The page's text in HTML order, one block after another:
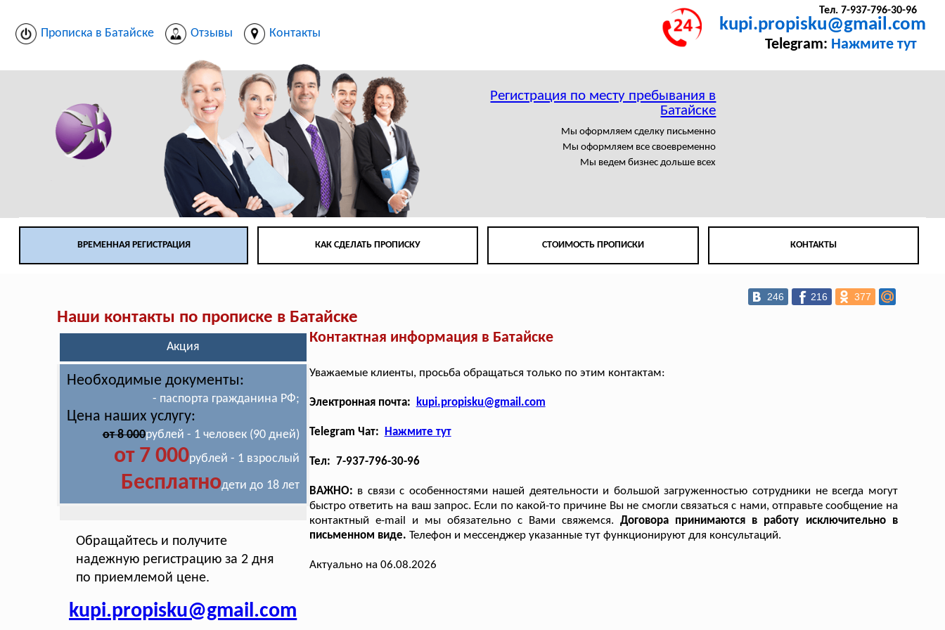
Прописка в Батайске Отзывы Контакты
Тел. 7-937-796-30-96
kupi.propisku@gmail.com
Telegram: Нажмите тут
Регистрация по месту пребывания в
Батайске
Мы оформляем сделку письменно
Мы оформляем все своевременно
Мы ведем бизнес дольше всех
ВРЕМЕННАЯ РЕГИСТРАЦИЯ КАК СДЕЛАТЬ ПРОПИСКУ СТОИМОСТЬ ПРОПИСКИ КОНТАКТЫ
246 216 377
Наши контакты по прописке в Батайске
Акция
Необходимые документы:
- паспорта гражданина РФ;
Цена наших услугу:
от 8 000рублей - 1 человек (90 дней)
от 7 000рублей - 1 взрослый
Бесплатнодети до 18 лет
Обращайтесь и получите
надежную регистрацию за 2 дня
по приемлемой цене.
kupi.propisku@gmail.com
Контактная информация в Батайске
Уважаемые клиенты, просьба обращаться только по этим контактам:
Электронная почта: kupi.propisku@gmail.com
Telegram Чат: Нажмите тут
Тел: 7-937-796-30-96
ВАЖНО: в связи с особенностями нашей деятельности и большой загруженностью сотрудники не всегда могут
быстро ответить на ваш запрос. Если по какой-то причине Вы не смогли связаться с нами, отправьте сообщение на
контактный e-mail и мы обязательно с Вами свяжемся.Договора принимаются в работу исключительно в
письменном виде. Телефон и мессенджер указанные тут функционируют для консультаций.
Актуально на 06.08.2026